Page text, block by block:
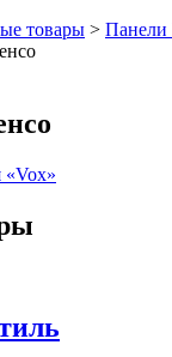
товары >
«Vox»